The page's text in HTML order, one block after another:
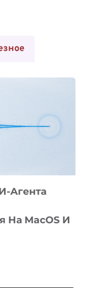
Агента
На MacOS И